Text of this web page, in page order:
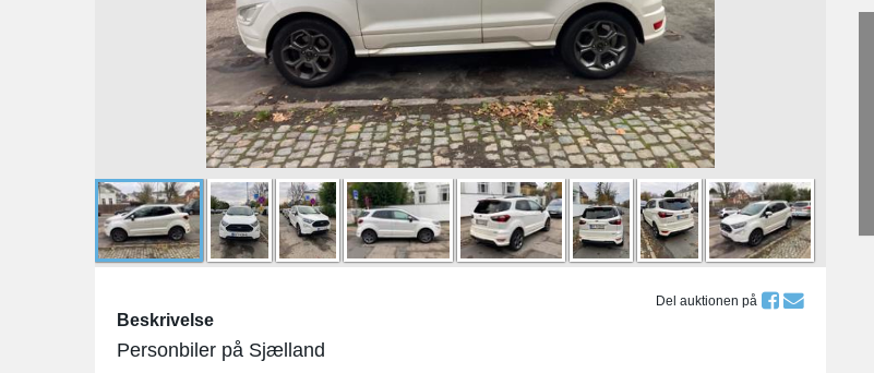
Del auktionen på
Beskrivelse
Personbiler på Sjælland